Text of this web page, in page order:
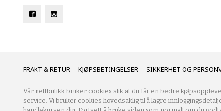
FRAKT KJØPSBETINGELSER SIKKERHET OG
Vår nettbutikk bruker cookies slik at du får en bedre
service. Vi bruker cookies hovedsaklig til å lagre